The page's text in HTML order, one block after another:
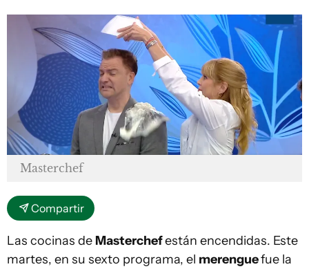
Masterchef
Compartir
Las cocinas de Masterchefestán encendidas. Este
martes, en su sexto programa, el merenguefue la